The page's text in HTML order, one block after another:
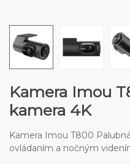
Kamera Imou
kamera 4K
Kamera Imou T800
ovládaním a nočným